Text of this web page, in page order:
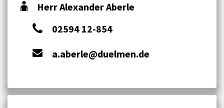
Herr Alexander Aberle
02594 12-854
a.aberle@duelmen.de